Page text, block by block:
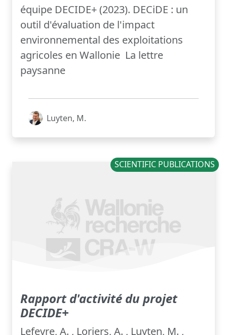
équipe DECIDE+ (2023). DECiDE : un
outil d'évaluation de l'impact
environnemental des exploitations
agricoles en Wallonie La lettre
paysanne
Luyten, M.
SCIENTIFIC PUBLICATIONS
Rapport d'activité du projet
DECIDE+
Lefevre, A. , Loriers, A. , Luyten, M. ,